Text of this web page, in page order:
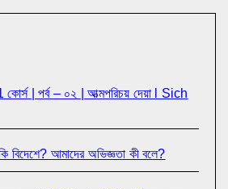
| পর্ব – ০২ | আত্মপরিচয় দেয়া l Sich
বিদেশে? আমাদের অভিজ্ঞতা কী বলে?